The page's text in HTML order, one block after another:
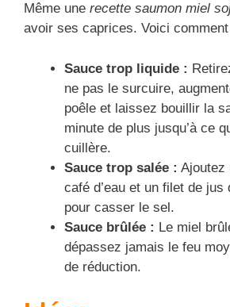
Même une recette saumon miel
avoir ses caprices. Voici
Sauce trop liquide :
ne pas le surcuire,
poêle et laissez bouillir la
minute de plus jusqu’à ce
cuillère.
Sauce trop salée : Ajoutez
café d’eau et un filet de
pour casser le sel.
Sauce brûlée : Le miel
dépassez jamais le feu
de réduction.